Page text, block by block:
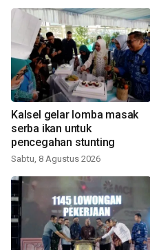
Kalsel gelar lomba masak
serba ikan untuk
pencegahan stunting
Sabtu, 8 Agustus 2026